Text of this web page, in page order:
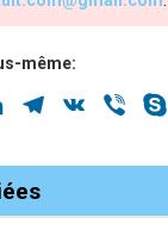
même:
LinkedInTelegram
VK Viber